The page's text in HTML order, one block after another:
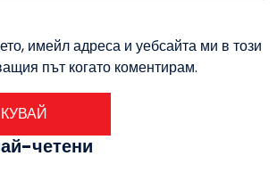
имейл адреса и уебсайта ми в този
път когато коментирам.
четени